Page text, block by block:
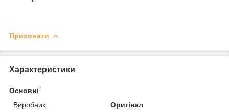
Приховати
Характеристики
Основні
Виробник
Оригінал